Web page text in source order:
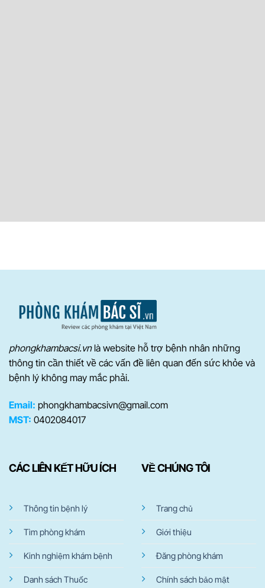
phongkhambacsi.vnlà website hỗ trợ bệnh nhân những
thông tin cần thiết về các vấn đề liên quan đến sức khỏe và
bệnh lý không may mắc phải.
Email: phongkhambacsivn@gmail.com
MST: 0402084017
CÁC LIÊN KẾT HỮU ÍCH
Thông tin bệnh lý
Tìm phòng khám
Kinh nghiệm khám bệnh
Danh sách Thuốc
VỀ CHÚNG TÔI
Trang chủ
Giới thiệu
Đăng phòng khám
Chính sách bảo mật